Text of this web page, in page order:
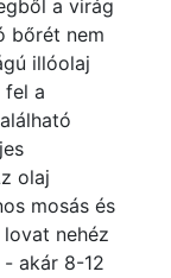
a virág
bőrét nem
illóolaj
fel a
olaj
mosás és
nehéz
akár 8-12